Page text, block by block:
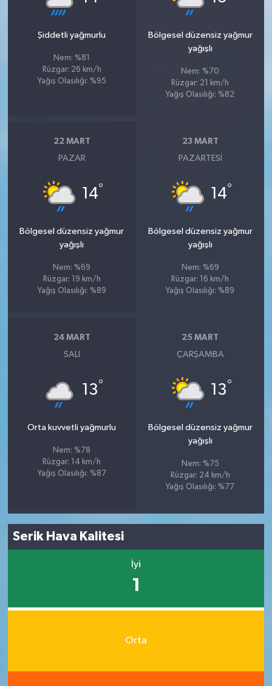
Şiddetli yağmurlu
Nem: %81
Rüzgar: 26 km/h
Yağış Olasılığı: %95
Bölgesel düzensiz yağmur
yağışlı
Nem: %70
Rüzgar: 21 km/h
Yağış Olasılığı: %82
22 MART
PAZAR
14°
Bölgesel düzensiz yağmur
yağışlı
Nem: %69
Rüzgar: 19 km/h
Yağış Olasılığı: %89
23 MART
PAZARTESI
14°
Bölgesel düzensiz yağmur
yağışlı
Nem: %69
Rüzgar: 16 km/h
Yağış Olasılığı: %89
24 MART
SALI
13°
Orta kuvvetli yağmurlu
Nem: %78
Rüzgar: 14 km/h
Yağış Olasılığı: %87
25 MART
ÇARŞAMBA
13°
Bölgesel düzensiz yağmur
yağışlı
Nem: %75
Rüzgar: 24 km/h
Yağış Olasılığı: %77
Serik Hava Kalitesi
İyi
1
Orta